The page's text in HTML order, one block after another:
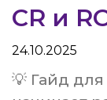
CR и
24.10.2025
💡 Гайд